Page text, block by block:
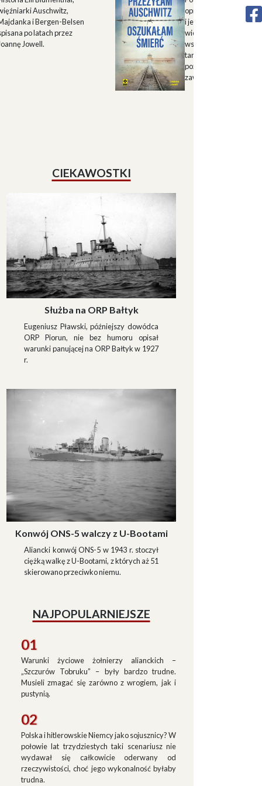
Auschwitz,
i Bergen-Belsen
po latach przez
Jowell.
opisu historii Górnego
i jego mieszkańców w
wieku oraz zapisu
wspomnień
tamtych terenów, które
pozwalają lepiej
zawiłe koleje losu
CIEKAWOSTKI
Służba na ORP Bałtyk
Eugeniusz Pławski, późniejszy dowódca
ORP Piorun, nie bez humoru opisał
warunki panującej na ORP Bałtyk w 1927
r.
Konwój ONS-5 walczy z U-Bootami
Aliancki konwój ONS-5 w 1943 r. stoczył
ciężką walkę z U-Bootami, z których aż 51
skierowano przeciwko niemu.
NAJPOPULARNIEJSZE
01
Warunki życiowe żołnierzy alianckich –
„Szczurów Tobruku” – były bardzo trudne.
Musieli zmagać się zarówno z wrogiem, jak i
pustynią.
02
Polska i hitlerowskie Niemcy jako sojusznicy? W
połowie lat trzydziestych taki scenariusz nie
wydawał się całkowicie oderwany od
rzeczywistości, choć jego wykonalność byłaby
trudna.